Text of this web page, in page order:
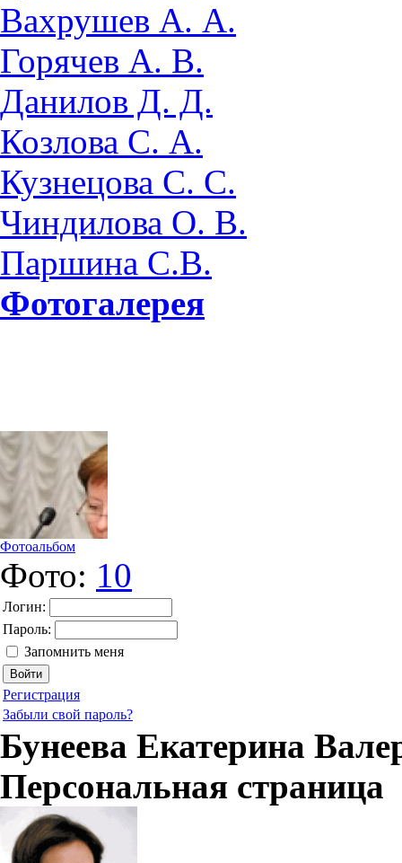
Вахрушев А. А.
Горячев А. В.
Данилов Д. Д.
Козлова С. А.
Кузнецова С. С.
Чиндилова О. В.
Паршина С.В.
Фотогалерея
Фотоальбом
Фото: 10
Логин:
Пароль:
Запомнить меня
Регистрация
Забыли свой пароль?
Бунеева Екатерина
Персональная страница